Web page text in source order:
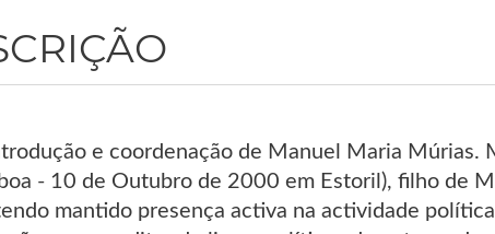
e coordenação de Manuel Maria Múrias.
- 10 de Outubro de 2000 em Estoril), filho de
mantido presença activa na actividade